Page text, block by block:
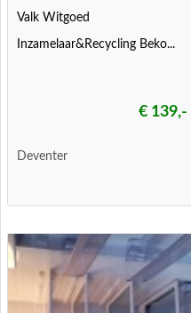
Valk Witgoed
Inzamelaar&Recycling Beko...
€ 139,-
Deventer